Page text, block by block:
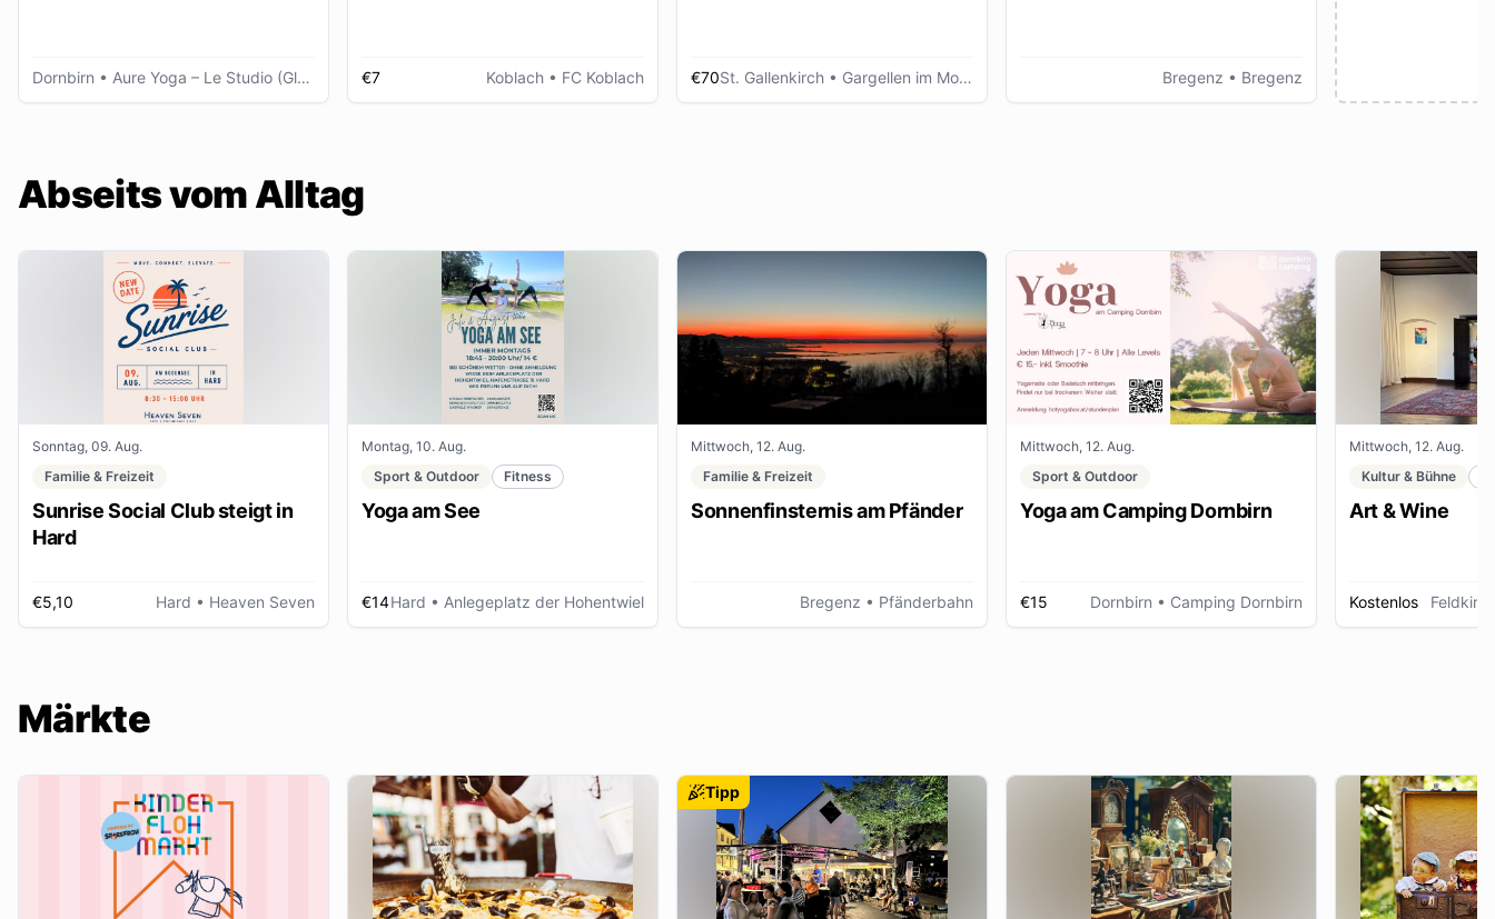
Dornbirn • Aure Yoga – Le Studio (Glöggele Haus) €7 Koblach • FC Koblach €70St. Gallenkirch • Gargellen im Montafon Bregenz • Bregenz
Abseits vom Alltag
Sonntag, 09. Aug.
Familie & Freizeit
Sunrise Social Club steigt in
Hard
€5,10 Hard • Heaven Seven
Montag, 10. Aug.
Sport & Outdoor
Fitness
Yoga am See
€14Hard • Anlegeplatz der Hohentwiel
Mittwoch, 12. Aug.
Familie & Freizeit
Sonnenfinsternis am Pfänder
Bregenz • Pfänderbahn
Mittwoch, 12. Aug.
Sport & Outdoor
Yoga am Camping Dornbirn
€15 Dornbirn • Camping Dornbirn
Mittwoch, 12. Aug.
Kultur & Bühne
Art & Wine
Kostenlos Feldkirch
Märkte
Tipp